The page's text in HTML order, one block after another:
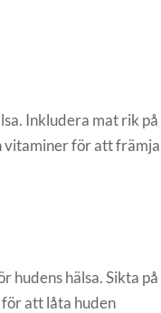
Inkludera mat rik på
för att främja
hudens hälsa. Sikta på
att låta huden